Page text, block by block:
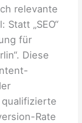
relevante
„SEO“
für
Diese
Rate